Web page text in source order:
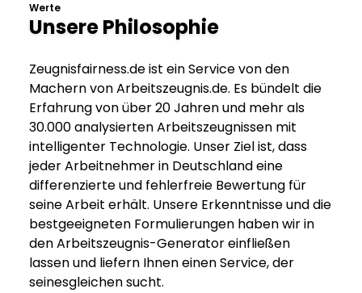
Werte
Unsere Philosophie
Zeugnisfairness.de ist ein Service von den
Machern von Arbeitszeugnis.de. Es bündelt die
Erfahrung von über 20 Jahren und mehr als
30.000 analysierten Arbeitszeugnissen mit
intelligenter Technologie. Unser Ziel ist, dass
jeder Arbeitnehmer in Deutschland eine
differenzierte und fehlerfreie Bewertung für
seine Arbeit erhält. Unsere Erkenntnisse und die
bestgeeigneten Formulierungen haben wir in
den Arbeitszeugnis-Generator einfließen
lassen und liefern Ihnen einen Service, der
seinesgleichen sucht.